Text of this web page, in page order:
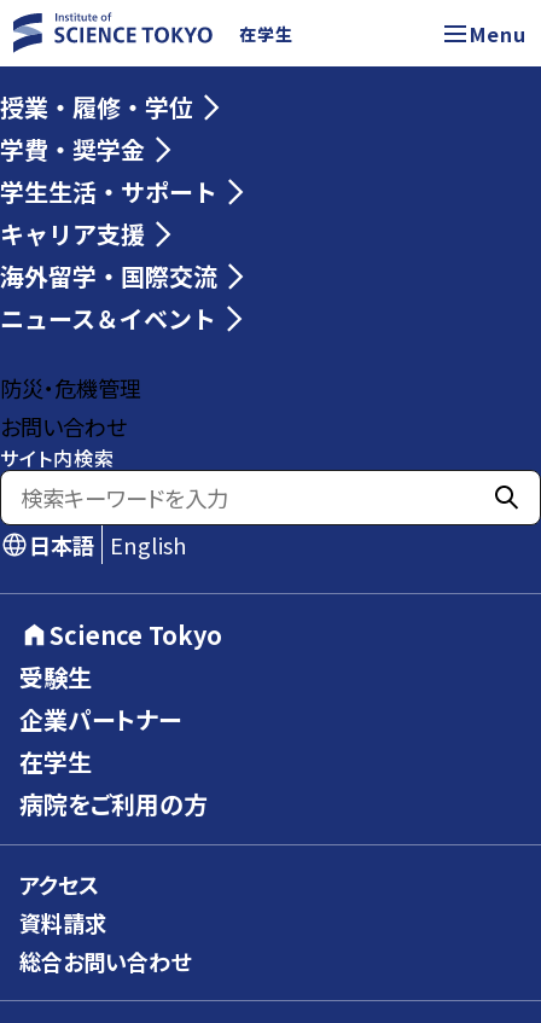
在学生 Menu
授業・履修・学位
学費・奨学金
学生生活・サポート
キャリア支援
海外留学・国際交流
ニュース＆イベント
防災・危機管理
お問い合わせ
サイト内検索
日本語 English
Science Tokyo
受験生
企業パートナー
在学生
病院をご利用の方
アクセス
資料請求
総合お問い合わせ